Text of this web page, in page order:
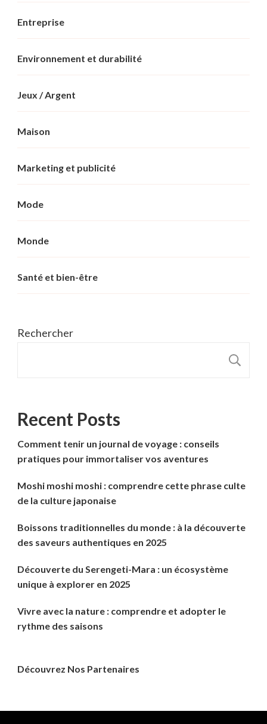
Entreprise
Environnement et durabilité
Jeux / Argent
Maison
Marketing et publicité
Mode
Monde
Santé et bien-être
Rechercher
Recent Posts
Comment tenir un journal de voyage : conseils
pratiques pour immortaliser vos aventures
Moshi moshi moshi : comprendre cette phrase culte
de la culture japonaise
Boissons traditionnelles du monde : à la découverte
des saveurs authentiques en 2025
Découverte du Serengeti-Mara : un écosystème
unique à explorer en 2025
Vivre avec la nature : comprendre et adopter le
rythme des saisons
Découvrez Nos Partenaires